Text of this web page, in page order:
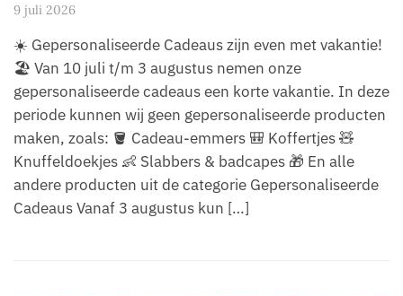
9 juli 2026
☀️ Gepersonaliseerde Cadeaus zijn even met vakantie!
🏖️ Van 10 juli t/m 3 augustus nemen onze
gepersonaliseerde cadeaus een korte vakantie. In deze
periode kunnen wij geen gepersonaliseerde producten
maken, zoals: 🪣 Cadeau-emmers 🎒 Koffertjes 🧸
Knuffeldoekjes 👶 Slabbers & badcapes 🎁 En alle
andere producten uit de categorie Gepersonaliseerde
Cadeaus Vanaf 3 augustus kun […]